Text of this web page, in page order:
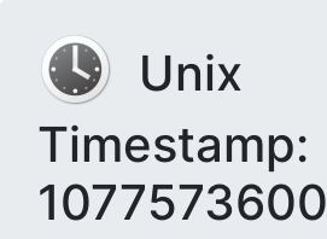
Unix
Timestamp:
1077573600